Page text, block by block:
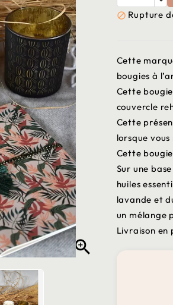

 Rupture
Cette
bougies à
Cette
couvercle
Cette
lorsque vous
Cette
Sur une
huiles
lavande et
un mélange
Livraison